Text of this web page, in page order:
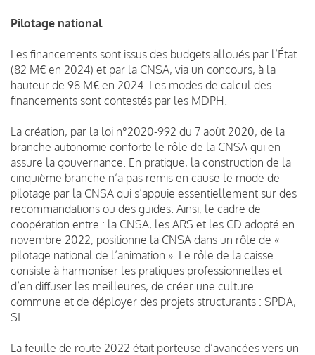
Pilotage national
Les financements sont issus des budgets alloués par l’État
(82 M€ en 2024) et par la CNSA, via un concours, à la
hauteur de 98 M€ en 2024. Les modes de calcul des
financements sont contestés par les MDPH.
La création, par la loi n°2020-992 du 7 août 2020, de la
branche autonomie conforte le rôle de la CNSA qui en
assure la gouvernance. En pratique, la construction de la
cinquième branche n’a pas remis en cause le mode de
pilotage par la CNSA qui s’appuie essentiellement sur des
recommandations ou des guides. Ainsi, le cadre de
coopération entre : la CNSA, les ARS et les CD adopté en
novembre 2022, positionne la CNSA dans un rôle de «
pilotage national de l’animation ». Le rôle de la caisse
consiste à harmoniser les pratiques professionnelles et
d’en diffuser les meilleures, de créer une culture
commune et de déployer des projets structurants : SPDA,
SI.
La feuille de route 2022 était porteuse d’avancées vers un